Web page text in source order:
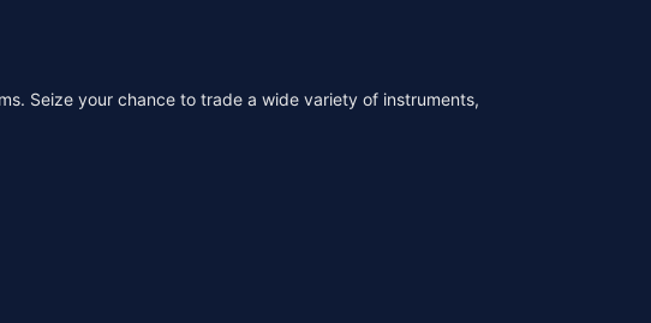
Seize your chance to trade a wide variety of instruments,